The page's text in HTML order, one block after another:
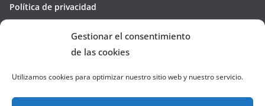
Gestionar el consentimiento
de las cookies
Utilizamos cookies para optimizar nuestro sitio web y nuestro servicio.
Política de privacidad
Política de cookies (UE)